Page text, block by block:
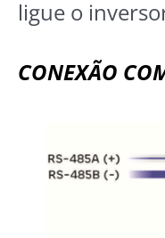
ligue o
CONEXÃO